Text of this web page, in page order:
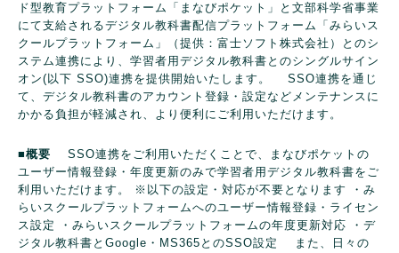
ド型教育プラットフォーム「まなびポケット」と文部科学省事業
にて支給されるデジタル教科書配信プラットフォーム「みらいス
クールプラットフォーム」（提供：富士ソフト株式会社）とのシ
ステム連携により、学習者用デジタル教科書とのシングルサイン
オン(以下 SSO)連携を提供開始いたします。
SSO連携を通じ
て、デジタル教科書のアカウント登録・設定などメンテナンスに
かかる負担が軽減され、より便利にご利用いただけます。
■概要 SSO連携をご利用いただくことで、まなびポケットの
ユーザー情報登録・年度更新のみで学習者用デジタル教科書をご
利用いただけます。
※以下の設定・対応が不要となります
・み
らいスクールプラットフォームへのユーザー情報登録・ライセン
ス設定
・みらいスクールプラットフォームの年度更新対応 ・デ
ジタル教科書とGoogle・MS365とのSSO設定
また、日々の